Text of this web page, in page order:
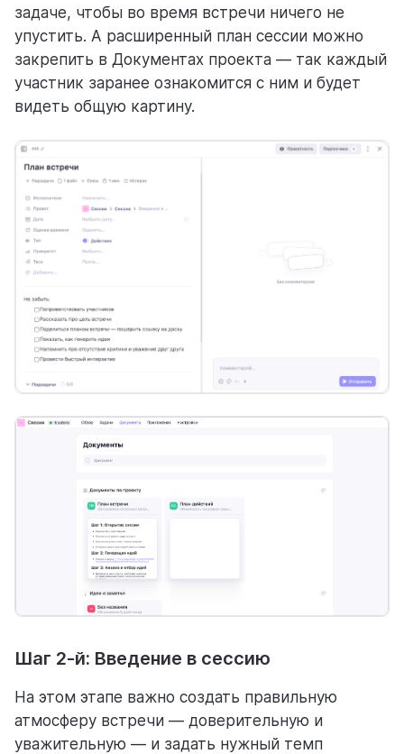
задаче, чтобы во время встречи ничего не
упустить. А расширенный план сессии можно
закрепить в Документах проекта — так каждый
участник заранее ознакомится с ним и будет
видеть общую картину.
Шаг 2-й: Введение в сессию
На этом этапе важно создать правильную
атмосферу встречи — доверительную и
уважительную — и задать нужный темп